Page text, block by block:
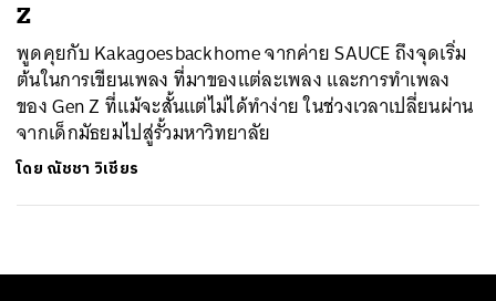
Z
พูดคุยกับ Kakagoesbackhome จากค่าย SAUCE ถึงจุดเริ่ม
ต้นในการเขียนเพลง ที่มาของแต่ละเพลง และการทำเพลง
ของ Gen Z ที่แม้จะสั้นแต่ไม่ได้ทำง่าย ในช่วงเวลาเปลี่ยนผ่าน
จากเด็กมัธยมไปสู่รั้วมหาวิทยาลัย
โดย ณัชชา วิเชียร